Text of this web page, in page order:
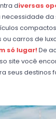
diversas
da
carros de
só lugar!De
site você
seus destinos